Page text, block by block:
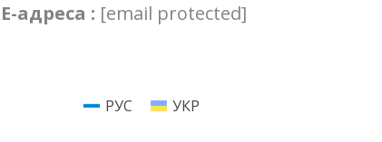
Е-адреса : [email protected]
РУС УКР